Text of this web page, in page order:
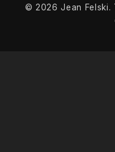
© 2026 Jean Felski.